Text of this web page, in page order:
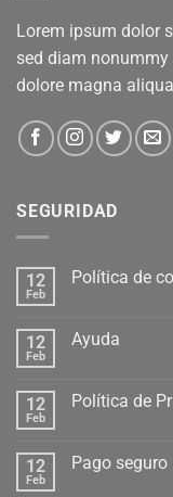
Lorem ipsum dolor
sed diam
dolore magna
SEGURIDAD
12
Feb
Política de
12
Feb
Ayuda
12
Feb
Política de
12
Feb
Pago seguro